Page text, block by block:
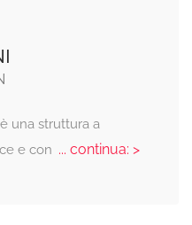
una struttura a
e con ... continua: >